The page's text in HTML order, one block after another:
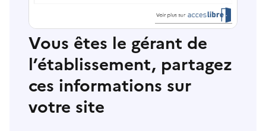
Vous êtes le gérant de
l’établissement, partagez
ces informations sur
votre site